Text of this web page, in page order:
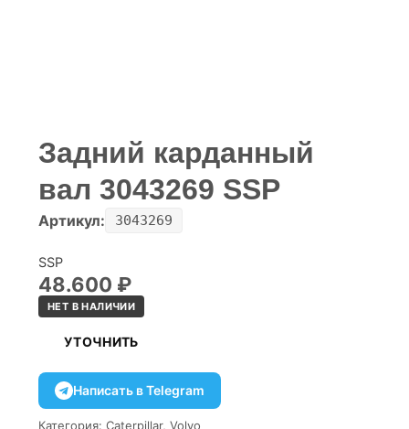
Задний карданный
вал 3043269 SSP
Артикул: 3043269
SSP
48.600 ₽
НЕТ В НАЛИЧИИ
УТОЧНИТЬ
Написать в Telegram
Категория: Caterpillar, Volvo